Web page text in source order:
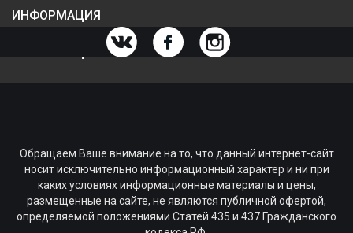
ИНФОРМАЦИЯ
ИНФОРМАЦИЯ О МАГАЗИНЕ
Обращаем Ваше внимание на то, что данный интернет-сайт
носит исключительно информационный характер и ни при
каких условиях информационные материалы и цены,
размещенные на сайте, не являются публичной офертой,
определяемой положениями Статей 435 и 437 Гражданского